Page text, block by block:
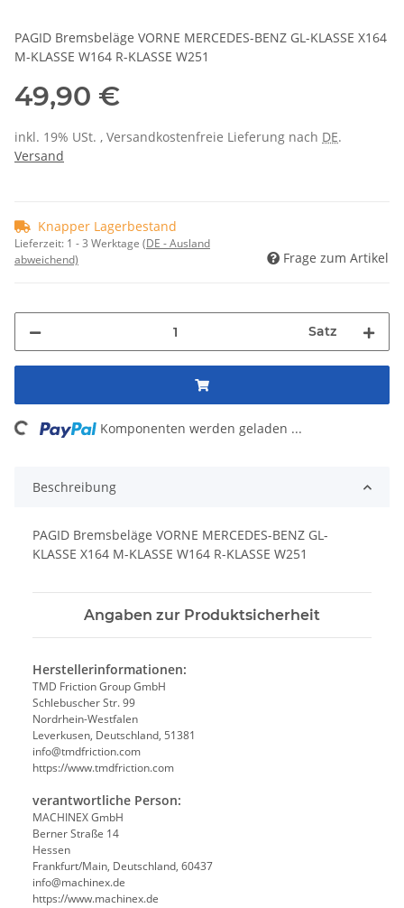
PAGID Bremsbeläge VORNE MERCEDES-BENZ GL-KLASSE X164
M-KLASSE W164 R-KLASSE W251
49,90 €
inkl. 19% USt. , Versandkostenfreie Lieferung nach DE.
Versand
Knapper Lagerbestand
Lieferzeit: 1 - 3 Werktage (DE - Ausland
abweichend)
Frage zum Artikel
Satz
Komponenten werden geladen ...
Beschreibung
PAGID Bremsbeläge VORNE MERCEDES-BENZ GL-
KLASSE X164 M-KLASSE W164 R-KLASSE W251
Angaben zur Produktsicherheit
Herstellerinformationen:
TMD Friction Group GmbH
Schlebuscher Str. 99
Nordrhein-Westfalen
Leverkusen, Deutschland, 51381
info@tmdfriction.com
https://www.tmdfriction.com
verantwortliche Person:
MACHINEX GmbH
Berner Straße 14
Hessen
Frankfurt/Main, Deutschland, 60437
info@machinex.de
https://www.machinex.de